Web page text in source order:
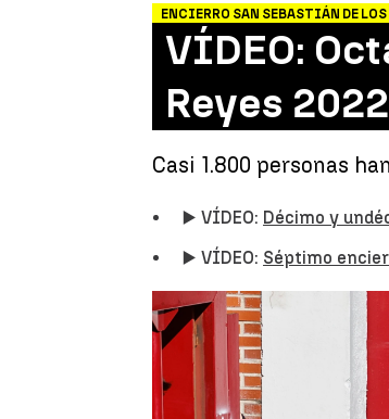
ENCIERRO SAN SEBASTIÁN DE LOS
VÍDEO:
Reyes 2022
Casi 1.800 personas
▶️ VÍDEO: Décimo y
▶️ VÍDEO: Séptimo